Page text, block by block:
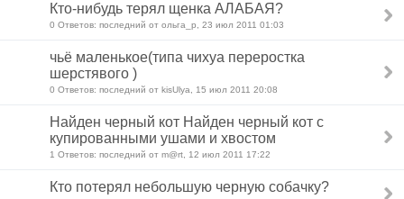
Кто-нибудь терял щенка АЛАБАЯ?
0 Ответов: последний от ольга_р, 23 июл 2011 01:03
чьё маленькое(типа чихуа переростка
шерстявого )
0 Ответов: последний от kisUlya, 15 июл 2011 20:08
Найден черный кот Найден черный кот с
купированными ушами и хвостом
1 Ответов: последний от m@rt, 12 июл 2011 17:22
Кто потерял небольшую черную собачку?